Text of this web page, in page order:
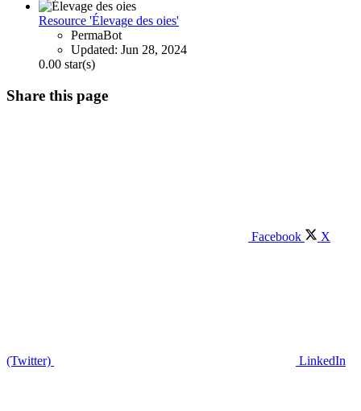
Resource 'Élevage des oies'
PermaBot
Updated: Jun 28, 2024
0.00 star(s)
Share this page
Facebook X
(Twitter) LinkedIn